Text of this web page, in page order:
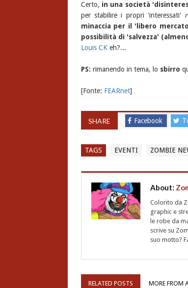
Certo, in una società
per stabilire i propri 'interessati'
minaccia per il 'libero
possibilità di 'salvezza'
Louis CK eh?...
PS: rimanendo in tema, lo sbirro
[Fonte: FEARnet]
SHARE Facebook
TAGS EVENTI ZOMBIE
About:
Colorito da
graphic e
le robe da
scrive su
suo motto?
RELATED POSTS MORE FROM